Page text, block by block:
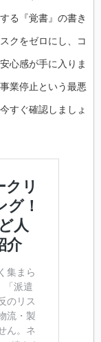
る『覚書』の書き
クをゼロにし、コ
心感が手に入りま
業停止という最悪
すぐ確認しましょ